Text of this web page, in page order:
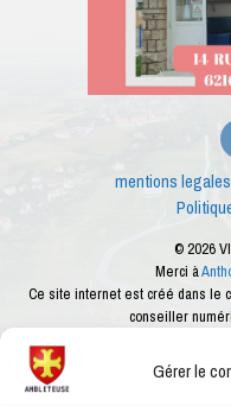
Gérer le
mentions legales
© 2026
Merci à
Ce site internet est créé dans le
conseiller